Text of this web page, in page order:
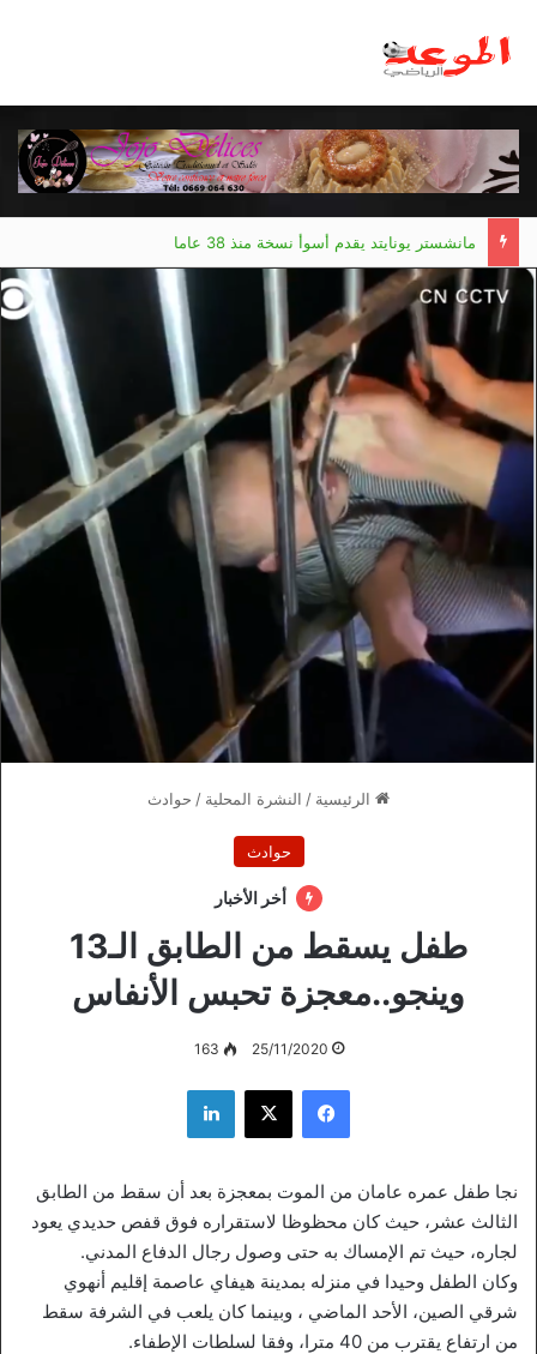
مانشستر يونايتد يقدم أسوأ نسخة منذ 38 عاما
الرئيسية / النشرة المحلية / حوادث
حوادث
أخر الأخبار
طفل يسقط من الطابق الـ13
وينجو..معجزة تحبس الأنفاس
25/11/2020
163
فيسبوك ‫X لينكدإن
نجا طفل عمره عامان من الموت بمعجزة بعد أن سقط من الطابق
الثالث عشر، حيث كان محظوظا لاستقراره فوق قفص حديدي يعود
لجاره، حيث تم الإمساك به حتى وصول رجال الدفاع المدني.
وكان الطفل وحيدا في منزله بمدينة هيفاي عاصمة إقليم أنهوي
شرقي الصين، الأحد الماضي ، وبينما كان يلعب في الشرفة سقط
من ارتفاع يقترب من 40 مترا، وفقا لسلطات الإطفاء.